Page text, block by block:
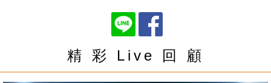
精 彩 Live 回 顧